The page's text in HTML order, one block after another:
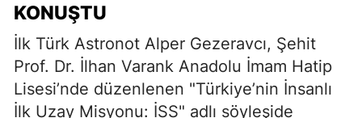
KONUŞTU
İlk Türk Astronot Alper Gezeravcı, Şehit
Prof. Dr. İlhan Varank Anadolu İmam Hatip
Lisesi’nde düzenlenen "Türkiye’nin İnsanlı
İlk Uzay Misyonu: İSS" adlı söyleşide